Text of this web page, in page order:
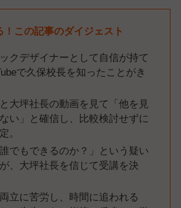
！この記事のダイジェスト
クデザイナーとして自信が持て
で久保校長を知ったことがき
大坪社長の動画を見て「他を見
い」と確信し、比較検討せずに
。
誰でもできるのか？」という疑い
、大坪社長を信じて受講を決
立に苦労し、時間に追われる